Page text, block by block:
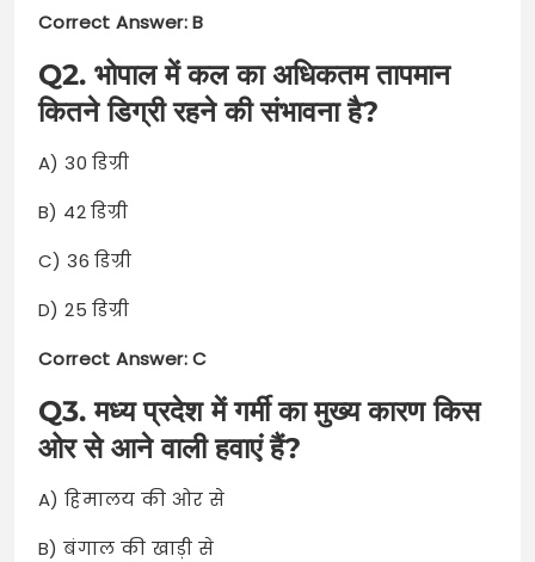
Correct Answer: B
Q2. भोपाल में कल का अधिकतम तापमान
कितने डिग्री रहने की संभावना है?
A) 30 डिग्री
B) 42 डिग्री
C) 36 डिग्री
D) 25 डिग्री
Correct Answer: C
Q3. मध्य प्रदेश में गर्मी का मुख्य कारण किस
ओर से आने वाली हवाएं हैं?
A) हिमालय की ओर से
B) बंगाल की खाड़ी से